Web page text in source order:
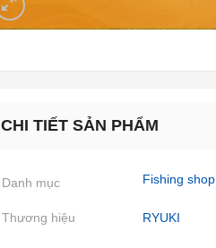
CHI TIẾT SẢN PHẨM
Danh mục Fishing shop
Thương hiệu RYUKI